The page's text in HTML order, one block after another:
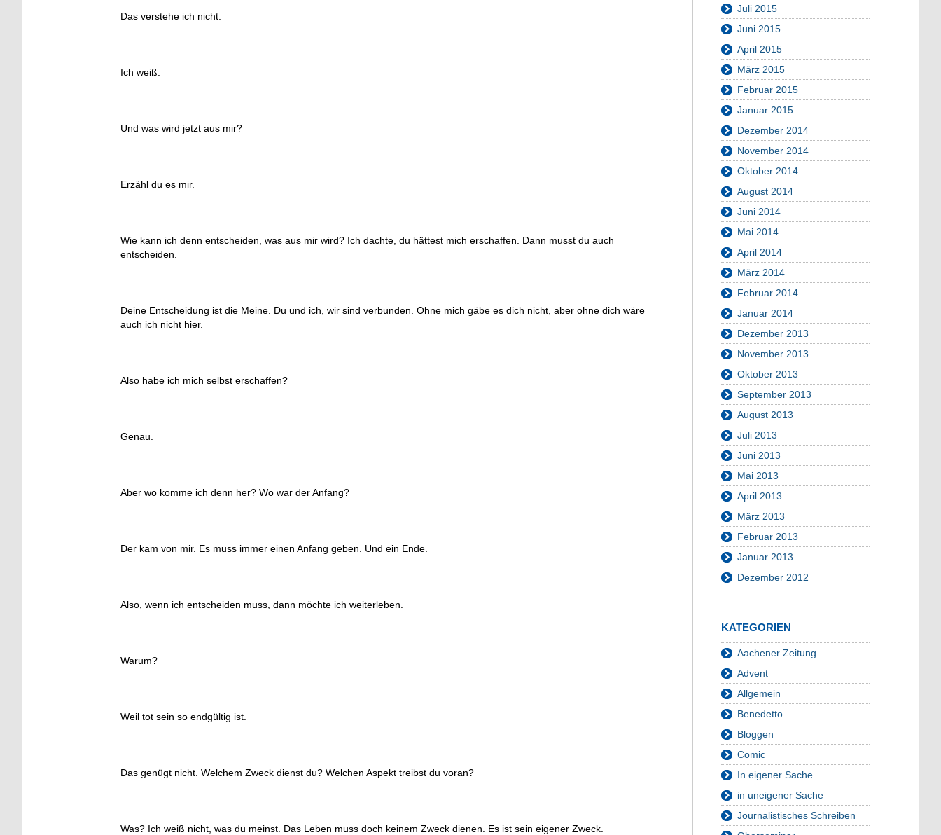
Das verstehe ich nicht.
Ich weiß.
Und was wird jetzt aus mir?
Erzähl du es mir.
Wie kann ich denn entscheiden, was aus mir wird? Ich dachte, du hättest mich erschaffen. Dann musst du auch
entscheiden.
Deine Entscheidung ist die Meine. Du und ich, wir sind verbunden. Ohne mich gäbe es dich nicht, aber ohne dich wäre
auch ich nicht hier.
Also habe ich mich selbst erschaffen?
Genau.
Aber wo komme ich denn her? Wo war der Anfang?
Der kam von mir. Es muss immer einen Anfang geben. Und ein Ende.
Also, wenn ich entscheiden muss, dann möchte ich weiterleben.
Warum?
Weil tot sein so endgültig ist.
Das genügt nicht. Welchem Zweck dienst du? Welchen Aspekt treibst du voran?
Was? Ich weiß nicht, was du meinst. Das Leben muss doch keinem Zweck dienen. Es ist sein eigener Zweck.
Juli 2015
Juni 2015
April 2015
März 2015
Februar 2015
Januar 2015
Dezember 2014
November 2014
Oktober 2014
August 2014
Juni 2014
Mai 2014
April 2014
März 2014
Februar 2014
Januar 2014
Dezember 2013
November 2013
Oktober 2013
September 2013
August 2013
Juli 2013
Juni 2013
Mai 2013
April 2013
März 2013
Februar 2013
Januar 2013
Dezember 2012
KATEGORIEN
Aachener Zeitung
Advent
Allgemein
Benedetto
Bloggen
Comic
In eigener Sache
in uneigener Sache
Journalistisches Schreiben